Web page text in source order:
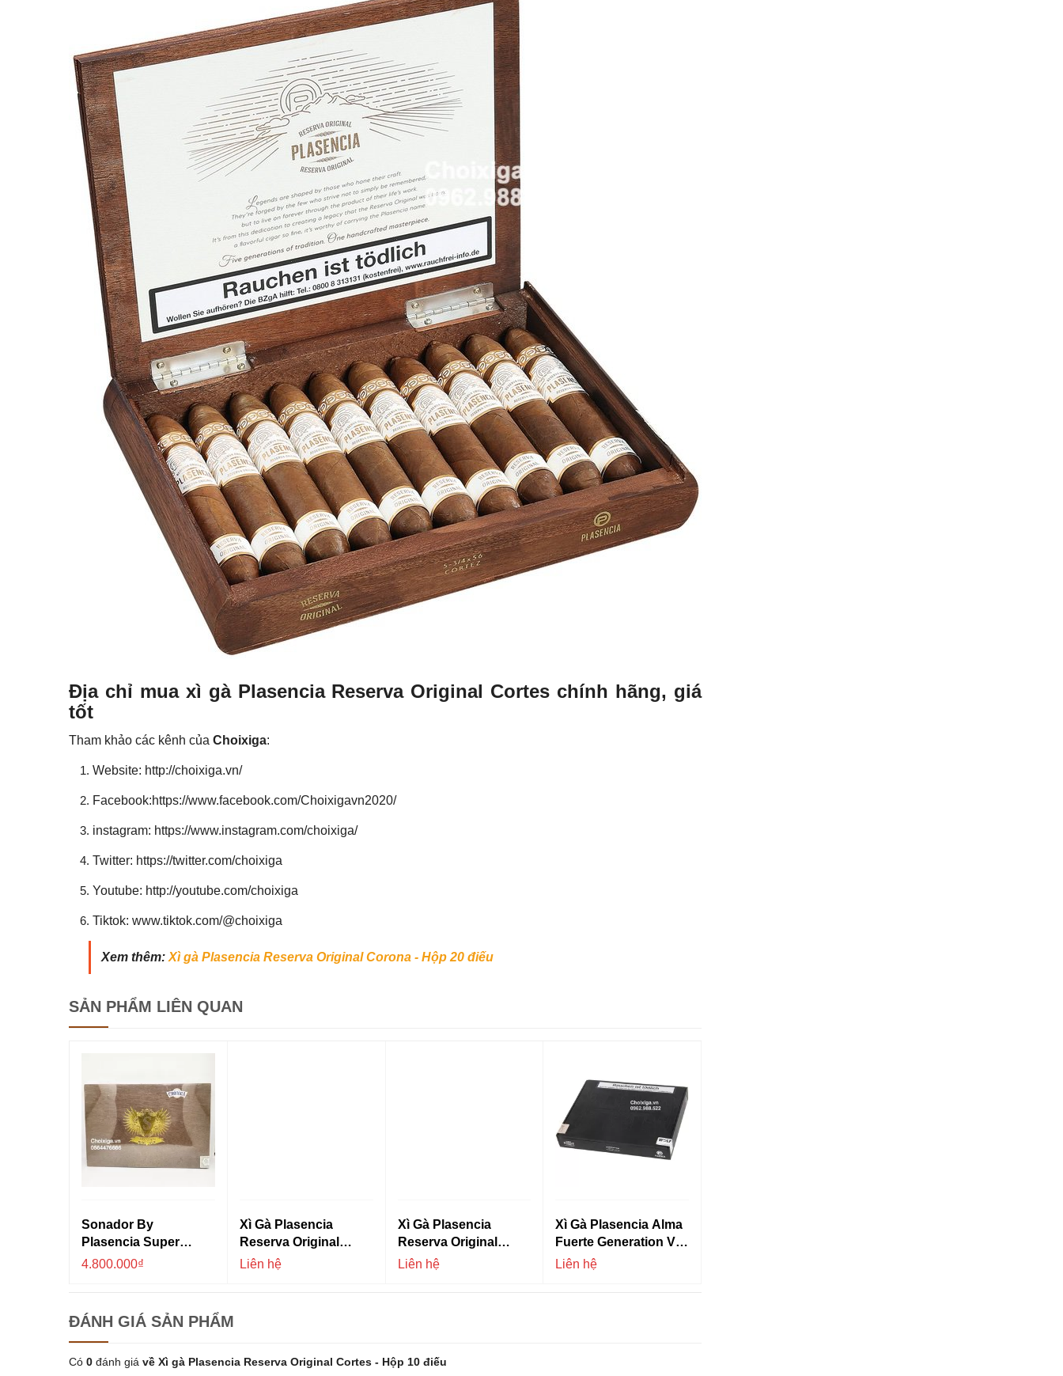
Địa chỉ mua xì gà Plasencia Reserva Original Cortes chính hãng, giá
tốt
Tham khảo các kênh của Choixiga:
Website: http://choixiga.vn/
Facebook:https://www.facebook.com/Choixigavn2020/
instagram: https://www.instagram.com/choixiga/
Twitter: https://twitter.com/choixiga
Youtube: http://youtube.com/choixiga
Tiktok: www.tiktok.com/@choixiga
Xem thêm: Xì gà Plasencia Reserva Original Corona - Hộp 20 điếu
SẢN PHẨM LIÊN QUAN
Sonador By
Plasencia Super
Gordo - Ring 70
4.800.000₫
Xì Gà Plasencia
Reserva Original
Sampler - Hộp 6 Điếu
Liên hệ
Xì Gà Plasencia
Reserva Original
Corona - Hộp 20 Điếu
Liên hệ
Xì Gà Plasencia Alma
Fuerte Generation V
Salomon (7x58)
Liên hệ
ĐÁNH GIÁ SẢN PHẨM
Có 0 đánh giá về Xì gà Plasencia Reserva Original Cortes - Hộp 10 điếu